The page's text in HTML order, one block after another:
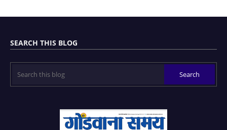
SEARCH THIS BLOG